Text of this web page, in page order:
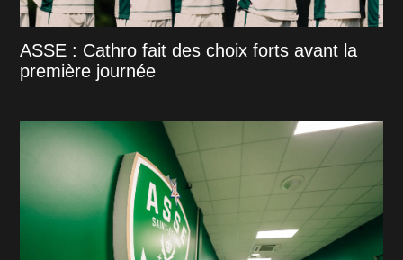
ASSE : Cathro fait des choix forts avant la
première journée